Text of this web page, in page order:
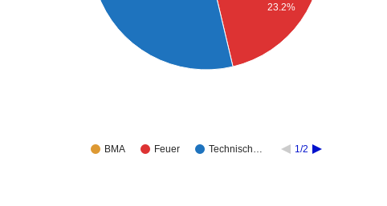
BMA Feuer Technisch… 1/2
23.2%